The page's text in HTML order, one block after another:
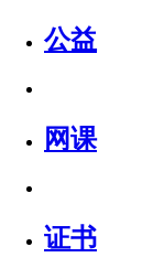
公益
网课
证书